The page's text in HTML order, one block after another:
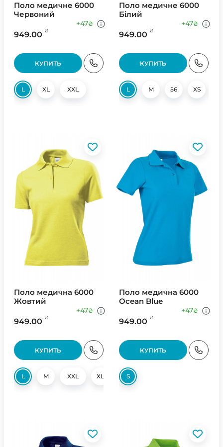
Поло медичне 6000
Червоний
949.00 ₴
+47₴
КУПИТЬ
L XL XXL
Поло медичне 6000
Білий
949.00 ₴
+47₴
КУПИТЬ
L M 56 XS
Поло медична 6000
Жовтий
949.00 ₴
+47₴
КУПИТЬ
L M XXL XL S
Поло медична 6000
Ocean Blue
949.00 ₴
+47₴
КУПИТЬ
S